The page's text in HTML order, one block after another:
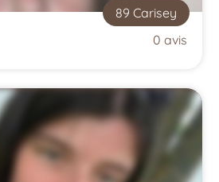
89 Carisey
0 avis